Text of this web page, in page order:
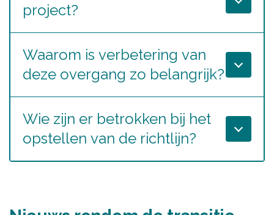
project?
Waarom is verbetering van
deze overgang zo belangrijk?
Wie zijn er betrokken bij het
opstellen van de richtlijn?